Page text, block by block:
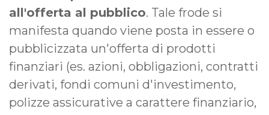
all'offerta al pubblico. Tale frode si
manifesta quando viene posta in essere o
pubblicizzata un'offerta di prodotti
finanziari (es. azioni, obbligazioni, contratti
derivati, fondi comuni d'investimento,
polizze assicurative a carattere finanziario,